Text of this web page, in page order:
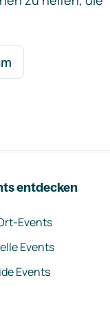
entdecken
Events
Events
Events